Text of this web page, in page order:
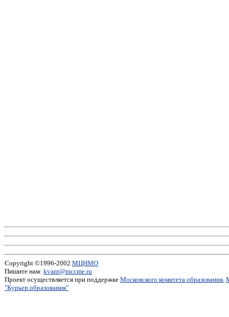
Copyright ©1996-2002 МЦНМО
Пишите нам: kvant@mccme.ru
Проект осуществляется при поддержке Московского комитета образования,
"Курьер образования"